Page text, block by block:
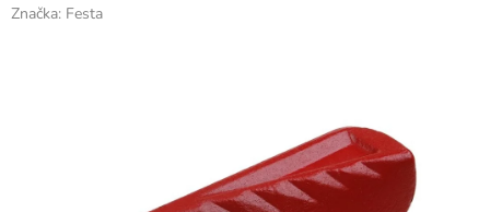
Značka: Festa